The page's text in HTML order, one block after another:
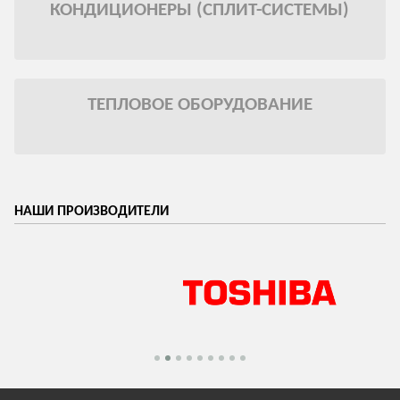
КОНДИЦИОНЕРЫ (СПЛИТ-СИСТЕМЫ)
ТЕПЛОВОЕ ОБОРУДОВАНИЕ
НАШИ ПРОИЗВОДИТЕЛИ